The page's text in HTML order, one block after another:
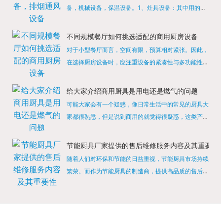
备，机械设备，保温设备。1、灶具设备：其中用的较
缺少的，经过相关检测证明的合格设备才能进行使用，
不同规模餐厅如何挑选适配的商用厨房设备
对于小型餐厅而言，空间有限，预算相对紧张。因此，
在选择厨房设备时，应注重设备的紧凑性与多功能性。
烹饪设备，既能节省空间，又能满足多样化的烹饪需
给大家介绍商用厨具是用电还是燃气的问题
可能大家会有一个疑惑，像日常生活中的常见的厨具大
家都很熟悉，但是说到商用的就觉得很疑惑，这类产品
店用的就是商用的吗?还真别说，真被大家猜对了，这
节能厨具厂家提供的售后维修服务内容及其重要性
随着人们对环保和节能的日益重视，节能厨具市场持续
繁荣。而作为节能厨具的制造商，提供高品质的售后维